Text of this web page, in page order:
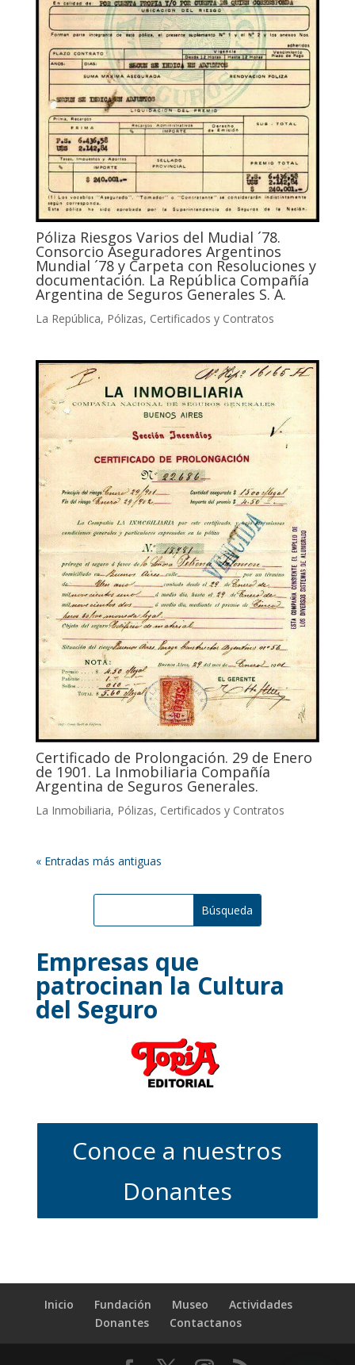
Póliza Riesgos Varios del Mudial ´78.
Consorcio Aseguradores Argentinos
Mundial ´78 y Carpeta con Resoluciones y
documentación. La República Compañía
Argentina de Seguros Generales S. A.
La República, Pólizas, Certificados y Contratos
Certificado de Prolongación. 29 de Enero
de 1901. La Inmobiliaria Compañía
Argentina de Seguros Generales.
La Inmobiliaria, Pólizas, Certificados y Contratos
« Entradas más antiguas
Empresas que
patrocinan la Cultura
del Seguro
Conoce a nuestros
Donantes
Inicio Fundación Museo
Actividades
Donantes
Contactanos